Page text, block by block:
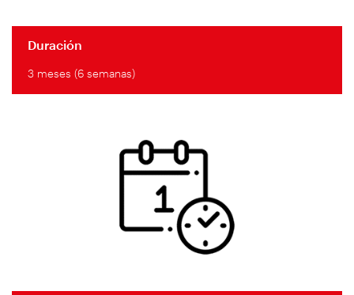
Duración
3 meses (6 semanas)